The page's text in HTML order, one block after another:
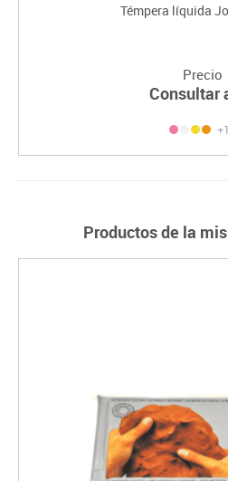
Témpera líquida
Precio
Consultar
Productos de la